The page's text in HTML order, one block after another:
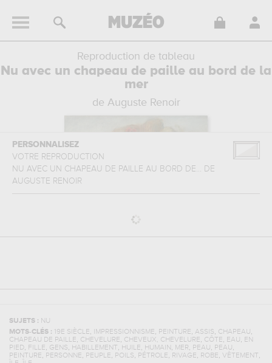
Reproduction de tableau
Nu avec un chapeau de paille au bord de la
mer
de Auguste Renoir
PERSONNALISEZ
VOTRE REPRODUCTION
NU AVEC UN CHAPEAU DE PAILLE AU BORD DE... DE
AUGUSTE RENOIR
SUJETS : NU
MOTS-CLÉS :
19E SIÈCLE, IMPRESSIONNISME, PEINTURE, ASSIS, CHAPEAU,
CHAPEAU DE PAILLE, CHEVELURE, CHEVEUX, CHEVELURE, CÔTE, EAU, EN
PIED, FILLE, GENS, HABILLEMENT, HUILE, HUMAIN , MER, PEAU, PEAU,
PEINTURE, PERSONNE, PEUPLE, POILS, PÉTROLE, RIVAGE, ROBE, VÊTEMENT,